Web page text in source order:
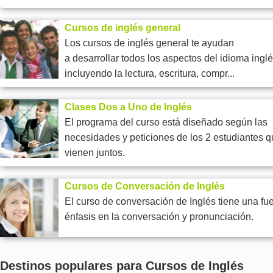
Cursos de inglés general
Los cursos de inglés general te ayudan
a desarrollar todos los aspectos del idioma
incluyendo la lectura, escritura, compr...
Clases Dos a Uno de Inglés
El programa del curso está diseñado según las
necesidades y peticiones de los 2 estudiantes
vienen juntos.
Cursos de Conversación de Inglés
El curso de conversación de Inglés tiene una
énfasis en la conversación y pronunciación.
Destinos populares para Cursos de Inglés